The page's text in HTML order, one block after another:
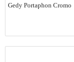
Gedy Portaphon Cromo